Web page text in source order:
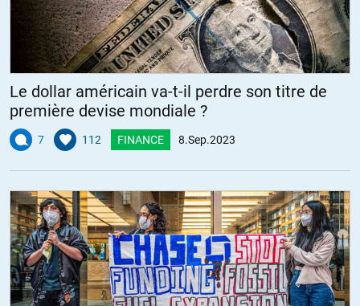
Le dollar américain va-t-il perdre son titre de
première devise mondiale ?
7 112 FINANCE 8.Sep.2023